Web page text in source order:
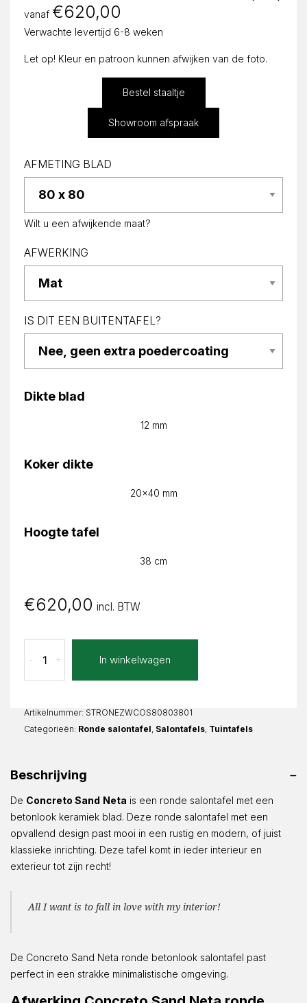
vanaf €620,00
Verwachte levertijd 6-8 weken
Let op! Kleur en patroon kunnen afwijken van de foto.
Bestel staaltje
Showroom afspraak
AFMETING BLAD
Wilt u een afwijkende maat?
AFWERKING
IS DIT EEN BUITENTAFEL?
Dikte blad
12 mm
Koker dikte
20x40 mm
Hoogte tafel
38 cm
€620,00 incl. BTW
Sand
Neta
aantal
+
- In winkelwagen
Artikelnummer: STRONEZWCOS80803801
Categorieën: Ronde salontafel Salontafels Tuintafels
Beschrijving
De Concreto Sand Neta is een ronde salontafel met een
betonlook keramiek blad. Deze ronde salontafel met een
opvallend design past mooi in een rustig en modern, of juist
klassieke inrichting. Deze tafel komt in ieder interieur en
exterieur tot zijn recht!
All I want is to fall in love with my interior!
De Concreto Sand Neta ronde betonlook salontafel past
perfect in een strakke minimalistische omgeving.